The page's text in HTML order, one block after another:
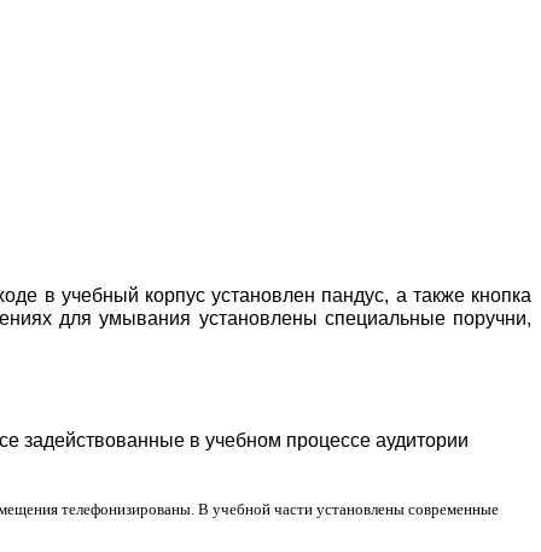
в учебный корпус установлен пандус, а также кнопка
для умывания установлены специальные поручни,
задействованные в учебном процессе аудитории
телефонизированы. В учебной части установлены современные